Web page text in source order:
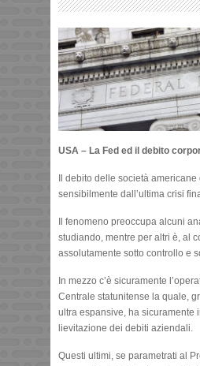
USA – La Fed ed il debito
Il debito delle società americane
sensibilmente dall’ultima crisi
Il fenomeno preoccupa alcuni
studiando, mentre per altri è, al
assolutamente sotto controllo e
In mezzo c’è sicuramente
Centrale statunitense la quale,
ultra espansive, ha sicuramente
lievitazione dei debiti aziendali.
Questi ultimi, se parametrati al